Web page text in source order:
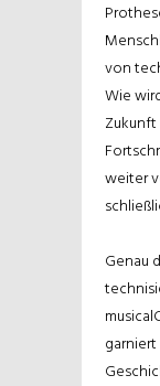
von
Wie
weiter
Genau